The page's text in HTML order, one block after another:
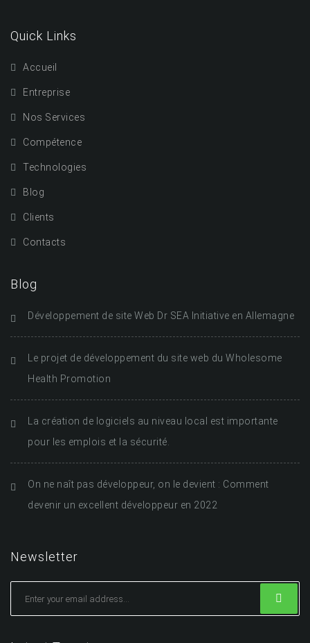
Quick Links
Accueil
Entreprise
Nos Services
Compétence
Technologies
Blog
Clients
Contacts
Blog
Développement de site Web Dr SEA Initiative en Allemagne
Le projet de développement du site web du Wholesome
Health Promotion
La création de logiciels au niveau local est importante
pour les emplois et la sécurité.
On ne naît pas développeur, on le devient : Comment
devenir un excellent développeur en 2022
Newsletter